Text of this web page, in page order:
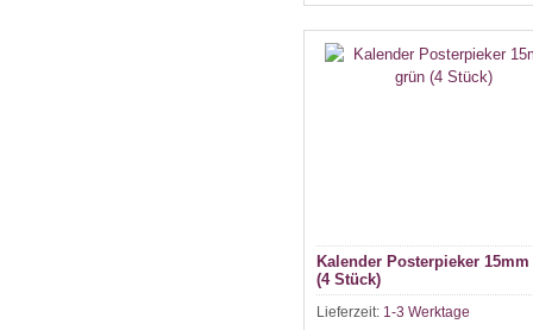
Kalender Posterpieker
(4 Stück)
Lieferzeit: 1-3 Werktage